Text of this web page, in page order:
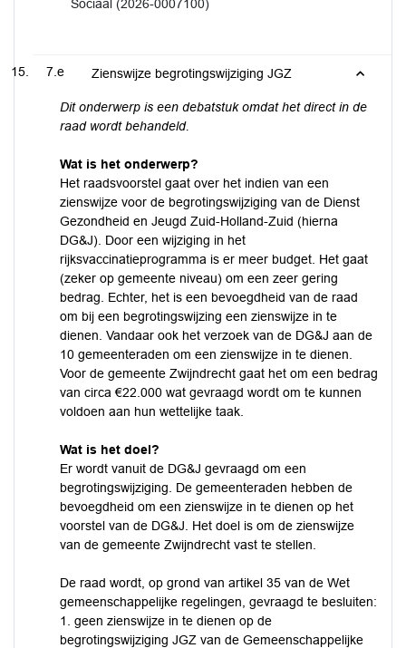
Sociaal (2026-0007100)
7.e Zienswijze begrotingswijziging JGZ
Dit onderwerp is een debatstuk omdat het direct in de
raad wordt behandeld.
Wat is het onderwerp?
Het raadsvoorstel gaat over het indien van een
zienswijze voor de begrotingswijziging van de Dienst
Gezondheid en Jeugd Zuid-Holland-Zuid (hierna
DG&J). Door een wijziging in het
rijksvaccinatieprogramma is er meer budget. Het gaat
(zeker op gemeente niveau) om een zeer gering
bedrag. Echter, het is een bevoegdheid van de raad
om bij een begrotingswijzing een zienswijze in te
dienen. Vandaar ook het verzoek van de DG&J aan de
10 gemeenteraden om een zienswijze in te dienen.
Voor de gemeente Zwijndrecht gaat het om een bedrag
van circa €22.000 wat gevraagd wordt om te kunnen
voldoen aan hun wettelijke taak.
Wat is het doel?
Er wordt vanuit de DG&J gevraagd om een
begrotingswijziging. De gemeenteraden hebben de
bevoegdheid om een zienswijze in te dienen op het
voorstel van de DG&J. Het doel is om de zienswijze
van de gemeente Zwijndrecht vast te stellen.
De raad wordt, op grond van artikel 35 van de Wet
gemeenschappelijke regelingen, gevraagd te besluiten:
1. geen zienswijze in te dienen op de
begrotingswijziging JGZ van de Gemeenschappelijke